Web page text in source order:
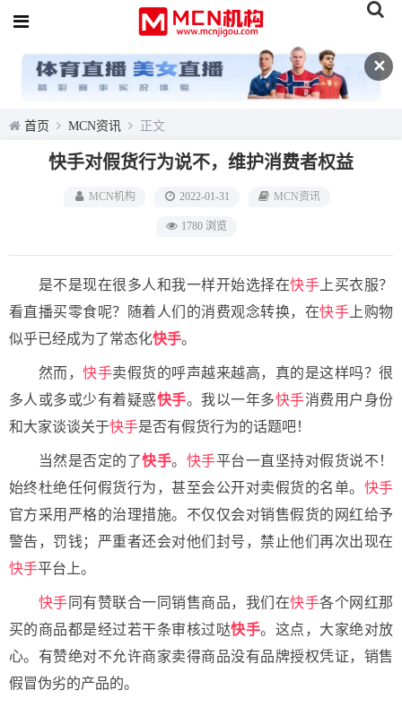
✕
首页 MCN资讯 正文
快手对假货行为说不，维护消费者权益
MCN机构 2022-01-31 MCN资讯
1780 浏览
是不是现在很多人和我一样开始选择在快手 上买衣服？
看直播买零食呢？随着人们的消费观念转换，在快手 上购物
似乎已经成为了常态化快手。
然而，快手卖假货的呼声越来越高，真的是这样吗？很
多人或多或少有着疑惑快手。我以一年多快手消费用户身份
和大家谈谈关于快手是否有假货行为的话题吧！
当然是否定的了快手。 快手平台一直坚持对假货说不！
始终杜绝任何假货行为，甚至会公开对卖假货的名单。 快手
官方采用严格的治理措施。不仅仅会对销售假货的网红给予
警告，罚钱；严重者还会对他们封号，禁止他们再次出现在
快手平台上。
快手 同有赞联合一同销售商品，我们在快手各个网红那
买的商品都是经过若干条审核过哒快手。这点，大家绝对放
心。有赞绝对不允许商家卖得商品没有品牌授权凭证，销售
假冒伪劣的产品的。